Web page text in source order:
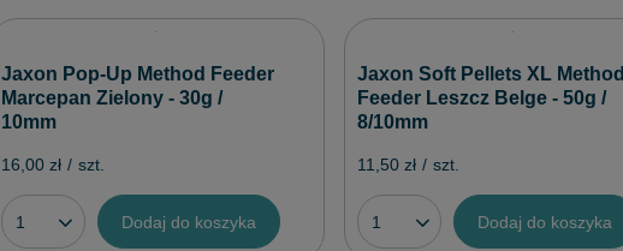
Jaxon Pop-Up Method Feeder
Marcepan Zielony - 30g /
10mm
16,00 zł / szt.
Dodaj do koszyka
Jaxon Soft Pellets XL Method
Feeder Leszcz Belge - 50g /
8/10mm
11,50 zł / szt.
Dodaj do koszyka